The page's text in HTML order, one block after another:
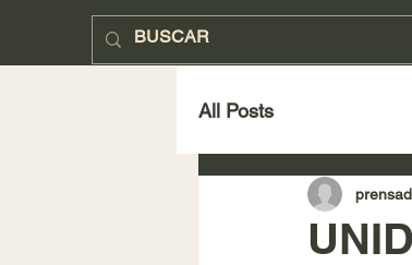
SUCESOS
All Posts